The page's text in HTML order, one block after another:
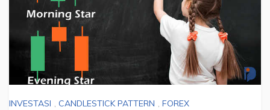
INVESTASI , CANDLESTICK PATTERN , FOREX